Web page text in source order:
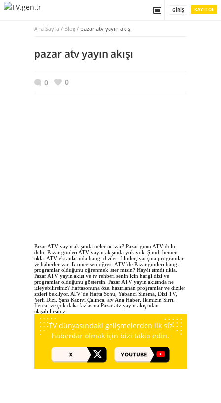
KAYIT OL
GIRIŞ
Ana Sayfa / Blog / pazar atv yayın akışı
pazar atv yayın akışı
0 0
Pazar ATV yayın akışında neler mi var? Pazar günü ATV dolu
dolu. Pazar günleri ATV yayın akışında yok yok. Şimdi hemen
tıkla. ATV ekranlarında hangi diziler, filmler, yarışma programları
ve haberler var ilk önce sen öğren. ATV’de Pazar günleri hangi
programlar olduğunu öğrenmek ister misin? Haydi şimdi tıkla.
Pazar ATV yayın akışı ve tv rehberi senin için hangi dizi ve
programlar olduğunu göstersin. Pazar ATV yayın akışında ne
izleyebilirsiniz? Haftasonuna özel hazırlanan programlar ve diziler
sizleri bekliyor. ATV’de Hafta Sonu, Yabancı Sinema, Dizi TV,
Yerli Dizi, Şans Kapıyı Çalınca, atv Ana Haber, İkimizin Sırrı,
Hercai ve çok daha fazlasına Pazar atv yayın akışından
ulaşabilirsiniz.
TV dünyasındaki gelişmelerden ilk siz
haberdar olmak için bizi takip edin.